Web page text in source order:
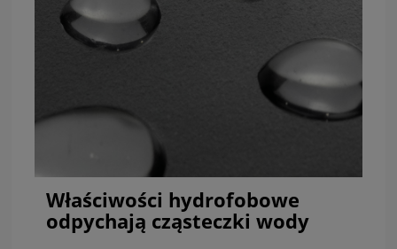
Właściwości hydrofobowe
odpychają cząsteczki wody